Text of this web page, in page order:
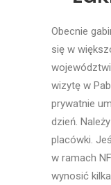
Obecnie
się w
wizytę w
prywatnie
dzień.
placówki.
w ramach
wynosić